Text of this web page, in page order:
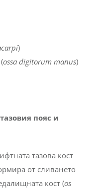
)
ossa digitorum manus)
тазовия пояс и
тазова кост
от сливането
кост (os